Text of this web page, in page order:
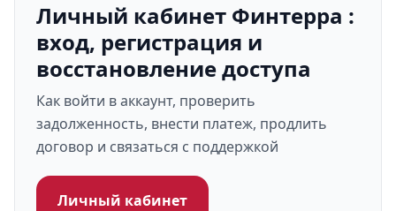
Личный кабинет Финтерра :
вход, регистрация и
восстановление доступа
Как войти в аккаунт, проверить
задолженность, внести платеж, продлить
договор и связаться с поддержкой
Личный кабинет